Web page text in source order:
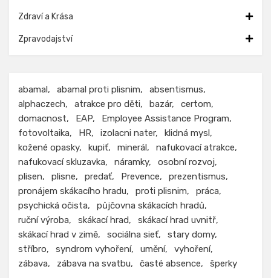
Zdraví a Krása
Zpravodajství
abamal abamal proti plisnim
absentismus
alphaczech
atrakce pro děti bazár
certom
domacnost
EAP
Employee Assistance Program
fotovoltaika
HR izolacni nater
klidná mysl
kožené opasky
kupiť minerál
nafukovací atrakce
nafukovací skluzavka
náramky
osobní rozvoj
plisen
plisne predať Prevence
prezentismus
pronájem skákacího hradu
proti plisnim
práca
psychická očista
půjčovna skákacích hradů
ruční výroba
skákací hrad
skákací hrad uvnitř
skákací hrad v zimě
sociálna sieť
stary domy
stříbro
syndrom vyhoření umění
vyhoření
zábava
zábava na svatbu časté absence šperky